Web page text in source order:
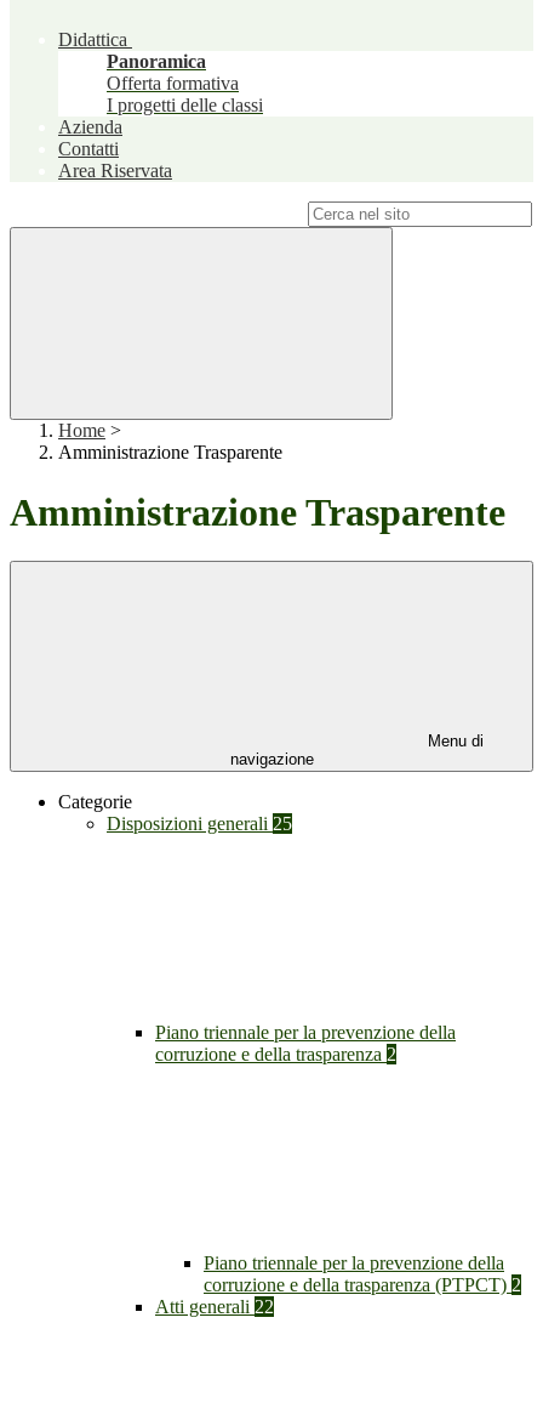
Didattica
Panoramica
Offerta formativa
I progetti delle classi
Azienda
Contatti
Area Riservata
Home >
Amministrazione Trasparente
Amministrazione Trasparente
Menu di
navigazione
Categorie
Disposizioni generali 25
Piano triennale per la prevenzione della
corruzione e della trasparenza 2
Piano triennale per la prevenzione della
corruzione e della trasparenza (PTPCT) 2
Atti generali 22